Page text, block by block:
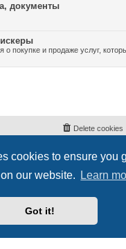
cookies to ensure you
our website.
Learn
Got it!
документы
о покупке и продаже услуг,
Delete cookies
Software © phpBB Limited
2017